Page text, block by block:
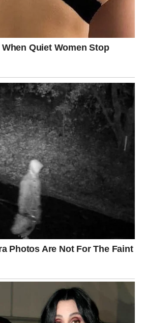
uspješni i važni dani.
vam spontane susrete i mnogo
vjeru da život može biti mnogo
neočekivano
uzbudljivi trenuci.